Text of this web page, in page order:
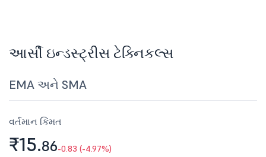
આર્સી ઇન્ડસ્ટ્રીસ ટેક્નિકલ્સ
EMA અને SMA
વર્તમાન કિંમત
₹15.86-0.83 (-4.97%)